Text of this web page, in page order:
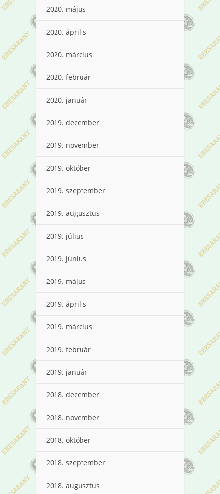
2020. május
2020. április
2020. március
2020. február
2020. január
2019. december
2019. november
2019. október
2019. szeptember
2019. augusztus
2019. július
2019. június
2019. május
2019. április
2019. március
2019. február
2019. január
2018. december
2018. november
2018. október
2018. szeptember
2018. augusztus